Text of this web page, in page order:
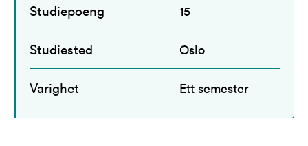
Studiepoeng 15
Studiested Oslo
Varighet Ett semester